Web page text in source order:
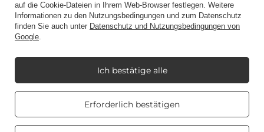
+48512350052 shop@candleworld.eu
Tarnowska 23/2,61-323Poznań
Im Shop präsentieren wir die Nettopreise (exkl. MwSt.).
auf die Cookie-Dateien in Ihrem Web-Browser festlegen. Weitere
Informationen zu den Nutzungsbedingungen und zum Datenschutz
finden Sie auch unter Datenschutz und Nutzungsbedingungen von
Google.
Erforderlich bestätigen
Ich bestätige alle